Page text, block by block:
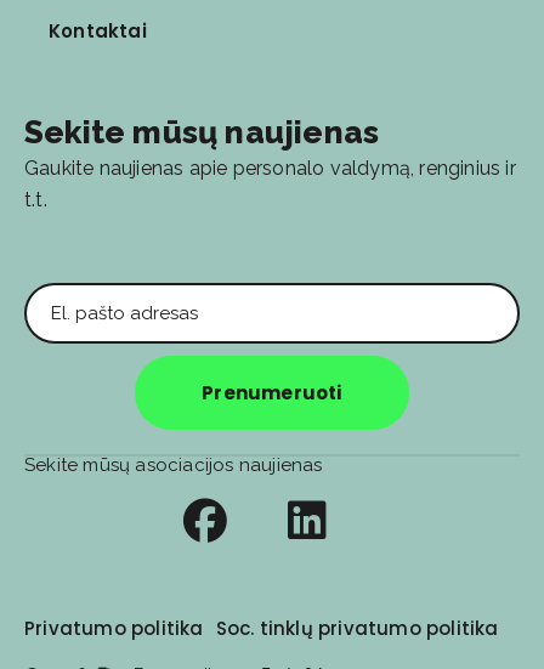
Kontaktai
Sekite mūsų naujienas
Gaukite naujienas apie personalo valdymą, renginius ir
t.t.
Prenumeruoti
Privatumo politika Soc. tinklų privatumo politika
Sekite mūsų asociacijos naujienas